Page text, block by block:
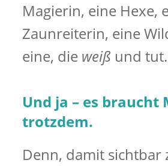
Magierin, eine Hexe,
Zaunreiterin, eine
eine, die weiß und tut.
Und ja – es braucht
trotzdem.
Denn, damit